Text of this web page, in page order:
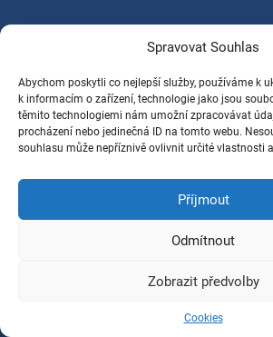
Spravovat Souhlas
Abychom poskytli co nejlepší služby, používáme k
k informacím o zařízení, technologie jako jsou
těmito technologiemi nám umožní zpracovávat
procházení nebo jedinečná ID na tomto webu.
souhlasu může nepříznivě ovlivnit určité vlastnosti
Příjmout
Odmítnout
Zobrazit předvolby
Cookies